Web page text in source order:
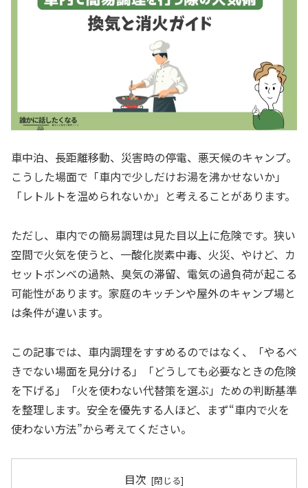
車中泊、長距離移動、災害時の停電、悪天候のキャンプ。
こうした場面で「車内で少しだけお湯を沸かせないか」
「レトルトを温められないか」と考えることがあります。
ただし、車内での簡易調理は見た目以上に危険です。狭い
空間で火気を使うと、一酸化炭素中毒、火災、やけど、カ
セットボンベの過熱、臭気の滞留、電気の過負荷が起こる
可能性があります。家庭のキッチンや屋外のキャンプ場と
は条件が違います。
この記事では、車内調理をすすめるのではなく、「やるべ
きでない場面を見分ける」「どうしても必要なときの危険
を下げる」「火を使わない代替策を選ぶ」ための判断基準
を整理します。安全を優先する人ほど、まず“車内で火を
使わない方法”から考えてください。
目次